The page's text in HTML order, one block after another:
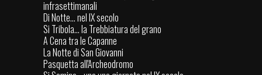
infrasettimanali
Di Notte... nel IX secolo
Si Tribola... la Trebbiatura del grano
A Cena tra le Capanne
La Notte di San Giovanni
Pasquetta all'Archeodromo